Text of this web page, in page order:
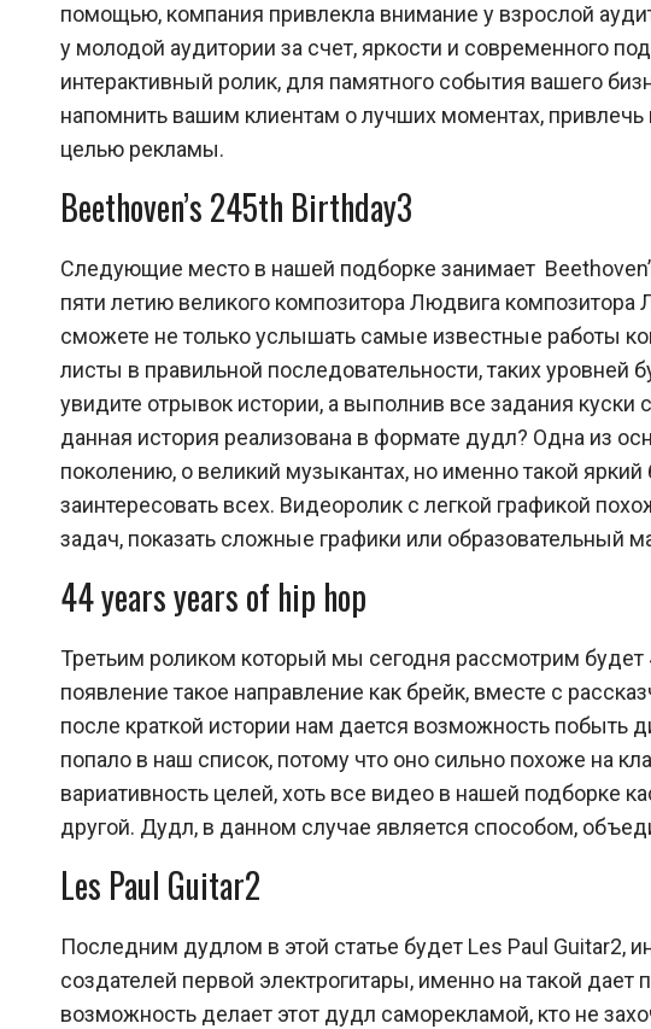
помощью, компания привлекла внимание у взрослой
у молодой аудитории за счет, яркости и современного
интерактивный ролик, для памятного события вашего
напомнить вашим клиентам о лучших моментах,
целью рекламы.
Beethoven’s 245th Birthday3
Следующие место в нашей подборке занимает
пяти летию великого композитора Людвига композитора
сможете не только услышать самые известные работы
листы в правильной последовательности, таких уровней
увидите отрывок истории, а выполнив все задания
данная история реализована в формате дудл? Одна из
поколению, о великий музыкантах, но именно такой
заинтересовать всех. Видеоролик с легкой графикой
задач, показать сложные графики или образовательный
44 years years of hip hop
Третьим роликом который мы сегодня рассмотрим
появление такое направление как брейк, вместе с
после краткой истории нам дается возможность побыть
попало в наш список, потому что оно сильно похоже на
вариативность целей, хоть все видео в нашей подборке
другой. Дудл, в данном случае является способом,
Les Paul Guitar2
Последним дудлом в этой статье будет Les Paul Guitar2,
создателей первой электрогитары, именно на такой
возможность делает этот дудл саморекламой, кто не